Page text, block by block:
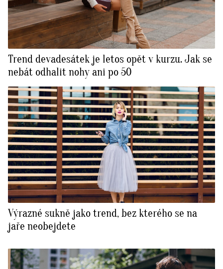
Trend devadesátek je letos opět v kurzu. Jak se
nebát odhalit nohy ani po 50
Výrazné sukně jako trend, bez kterého se na
jaře neobejdete